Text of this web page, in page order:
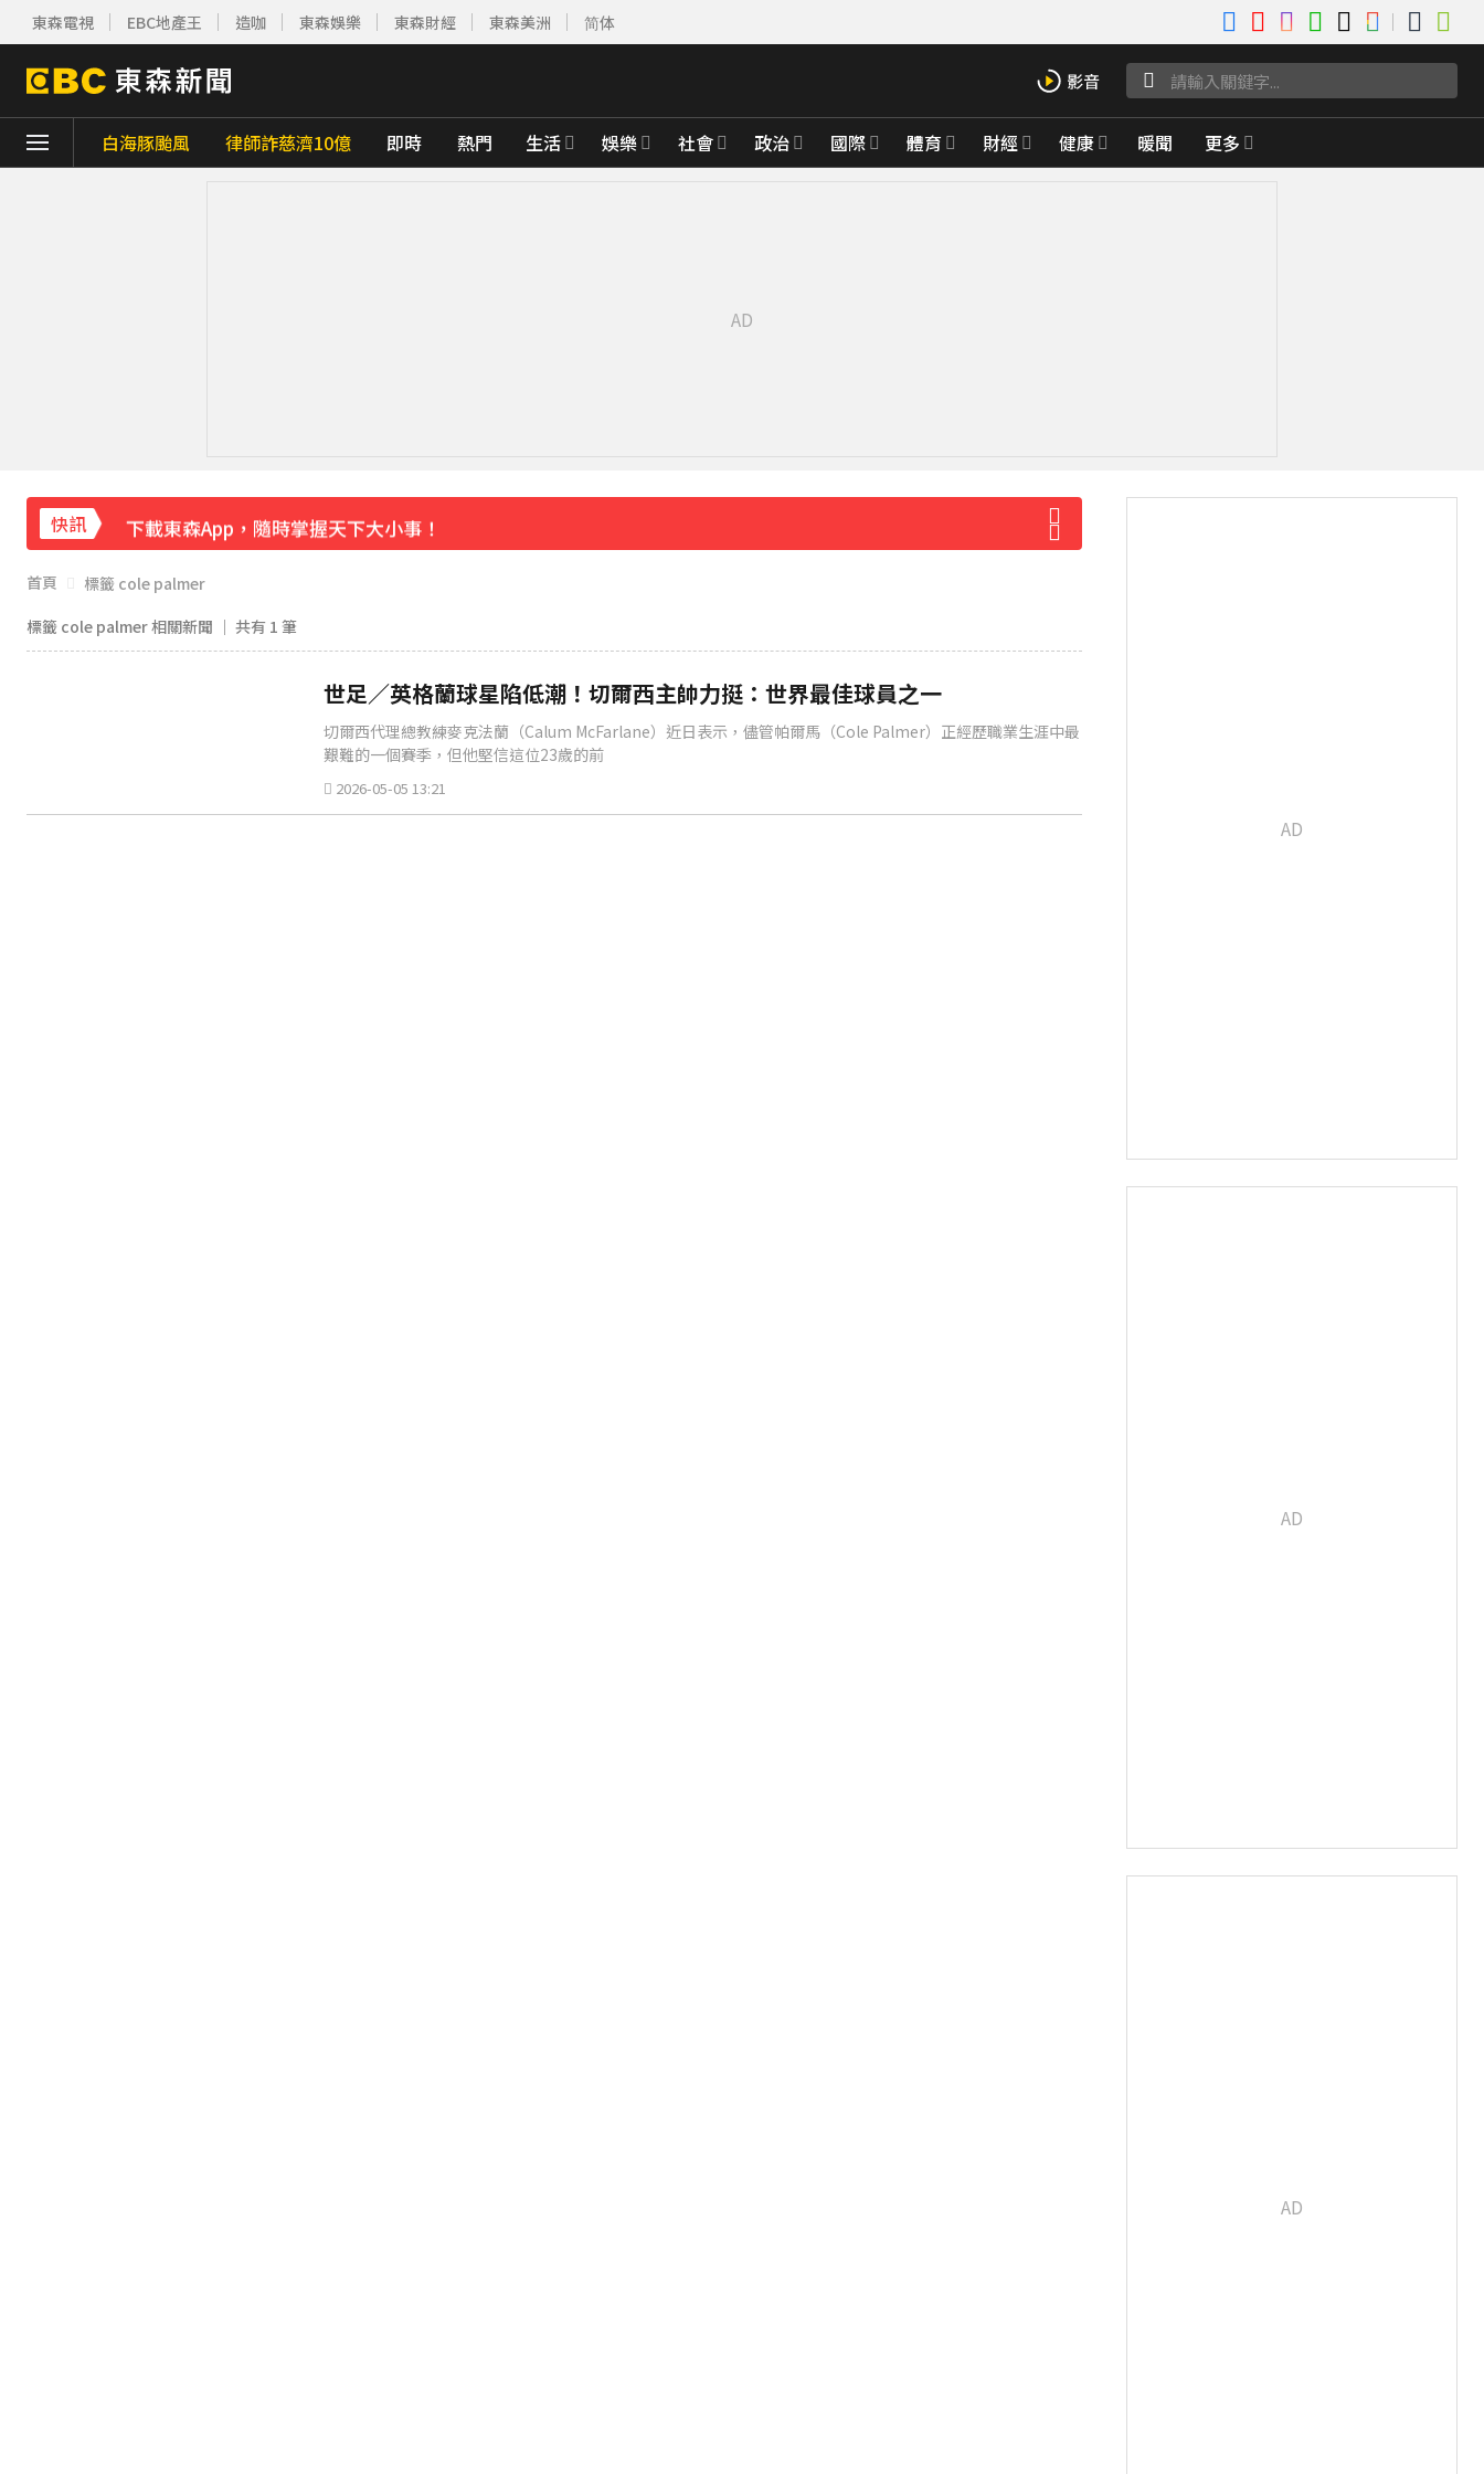
東森電視 EBC地產王 造咖 東森娛樂 東森財經 東森美洲 简体
白海豚颱風 律師詐慈濟10億 即時 熱門 生活 娛樂 社會 政治 國際 體育 財經 健康 暖聞 更多
快訊
下載東森App，隨時掌握天下大小事！
《理財達人秀》X 安聯投信免費講座報名中！搶先卡位 2027
首頁
標籤 cole palmer
標籤 cole palmer 相關新聞 │ 共有 1 筆
世足／英格蘭球星陷低潮！切爾西主帥力挺：世界最佳球員之一
切爾西代理總教練麥克法蘭（Calum McFarlane）近日表示，儘管帕爾馬（Cole Palmer）正經歷職業生涯中最
艱難的一個賽季，但他堅信這位23歲的前
2026-05-05 13:21